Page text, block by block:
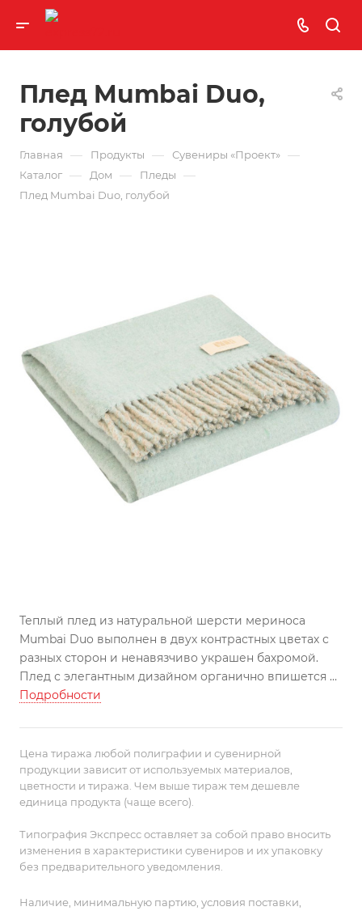
Плед Mumbai Duo,
голубой
Главная — Продукты — Сувениры «Проект» —
Каталог — Дом — Пледы —
Плед Mumbai Duo, голубой
Теплый плед из натуральной шерсти мериноса
Mumbai Duo выполнен в двух контрастных цветах с
разных сторон и ненавязчиво украшен бахромой.
Плед с элегантным дизайном органично впишется в
интерьер, украсив диван или кровать, и позволит
Мериносовая шерсть удивительно мягкая и гладкая:
она очень приятна на ощупь и не колется.
Подробности
Цена тиража любой полиграфии и сувенирной
продукции зависит от используемых материалов,
цветности и тиража. Чем выше тираж тем дешевле
единица продукта (чаще всего).
Типография Экспресс оставляет за собой право вносить
изменения в характеристики сувениров и их упаковку
без предварительного уведомления.
Наличие, минимальную партию, условия поставки,